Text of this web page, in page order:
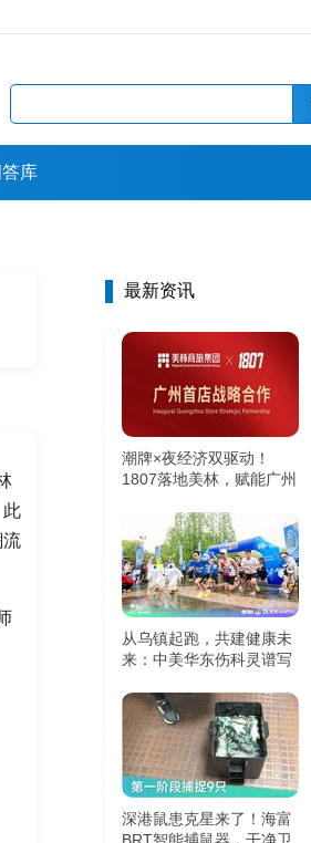
库
此
流
最新资讯
潮牌×夜经济双驱动！
1807落地美林，赋能广州
从乌镇起跑，共建健康未
来：中美华东伤科灵谱写
深港鼠患克星来了！海富